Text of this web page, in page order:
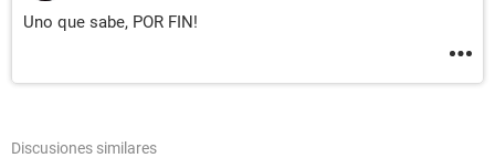
Uno que sabe, POR FIN!
Discusiones similares